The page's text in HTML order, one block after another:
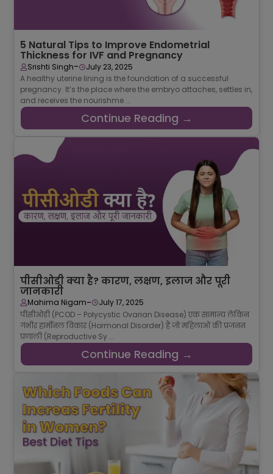
5 Natural Tips to Improve Endometrial
Thickness for IVF and Pregnancy
Srishti Singh-
July 23, 2025
A healthy uterine lining is the foundation of a successful
pregnancy. It’s the place where the embryo attaches, settles in,
and receives the nourishme ...
Continue Reading →
पीसीओडी क्या है? कारण, लक्षण, इलाज और पूरी
जानकारी
Mahima Nigam-
July 17, 2025
पीसीओडी (PCOD – Polycystic Ovarian Disease) एक सामान्य लेकिन
गंभीर हार्मोनल विकार (Hormonal Disorder) है जो महिलाओं की प्रजनन
प्रणाली (Reproductive Sy ...
Continue Reading →